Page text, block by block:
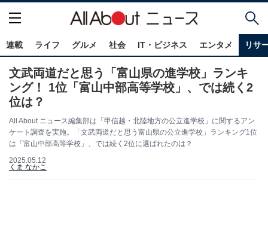
連載 ライフ グルメ 社会 IT・ビジネス エンタメ リサ
文武両道だと思う「富山県の進学校」ランキ
ング！ 1位「富山中部高等学校」、では続く2
位は？
All About ニュース編集部は「甲信越・北陸地方の公立進学校」に関するアン
ケート調査を実施。「文武両道だと思う富山県の公立進学校」ランキング1位
は「富山中部高等学校」、では続く2位に選ばれたのは？
2025.05.12
くま なかこ